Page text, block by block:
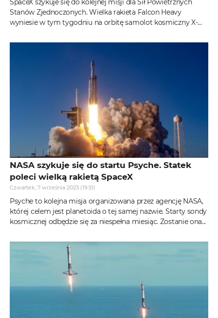
SpaceX szykuje się do kolejnej misji dla Sił Powietrznych
Stanów Zjednoczonych. Wielka rakieta Falcon Heavy
wyniesie w tym tygodniu na orbitę samolot kosmiczny X-
NASA szykuje się do startu Psyche. Statek
poleci wielką rakietą SpaceX
Czwartek, 7 września 2023 (19:51)
Psyche to kolejna misja organizowana przez agencję NASA,
której celem jest planetoida o tej samej nazwie. Starty sondy
kosmicznej odbędzie się za niespełna miesiąc. Zostanie ona...